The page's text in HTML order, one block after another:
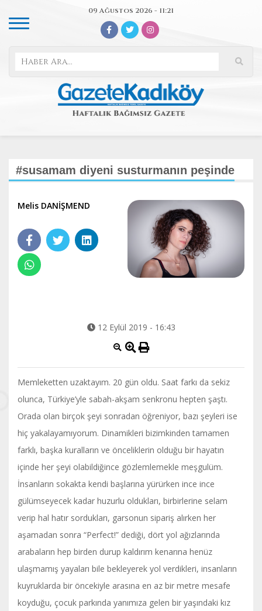
09 Ağustos 2026 - 11:21
#susamam diyeni susturmanın peşinde
Melis DANİŞMEND
12 Eylül 2019 - 16:43
Memleketten uzaktayım. 20 gün oldu. Saat farkı da sekiz
olunca, Türkiye’yle sabah-akşam senkronu hepten şaştı.
Orada olan birçok şeyi sonradan öğreniyor, bazı şeyleri ise
hiç yakalayamıyorum. Dinamikleri bizimkinden tamamen
farklı, başka kuralların ve önceliklerin olduğu bir hayatın
içinde her şeyi olabildiğince gözlemlemekle meşgulüm.
İnsanların sokakta kendi başlarına yürürken ince ince
gülümseyecek kadar huzurlu oldukları, birbirlerine selam
verip hal hatır sordukları, garsonun sipariş alırken her
aşamadan sonra “Perfect!” dediği, dört yol ağızlarında
arabaların hep birden durup kaldırım kenarına henüz
ulaşmamış yayaları bile bekleyerek yol verdikleri, insanların
kuyruklarda bir öncekiyle arasına en az bir metre mesafe
koyduğu, çocuk parkında yanımıza gelen bir yaşındaki kız